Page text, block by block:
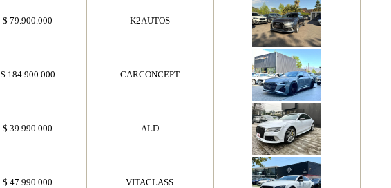
$ 79.900.000 K2AUTOS
$ 184.900.000 CARCONCEPT
$ 39.990.000 ALD
$ 47.990.000 VITACLASS